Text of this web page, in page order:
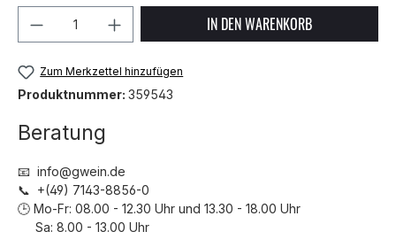
Produkt Anzahl: Gib denIN DEN WARENKORB
Zum Merkzettel hinzufügen
Produktnummer: 359543
Beratung
📧 info@gwein.de
📞 +(49) 7143-8856-0
🕒 Mo-Fr: 08.00 - 12.30 Uhr und 13.30 - 18.00 Uhr
Sa: 8.00 - 13.00 Uhr